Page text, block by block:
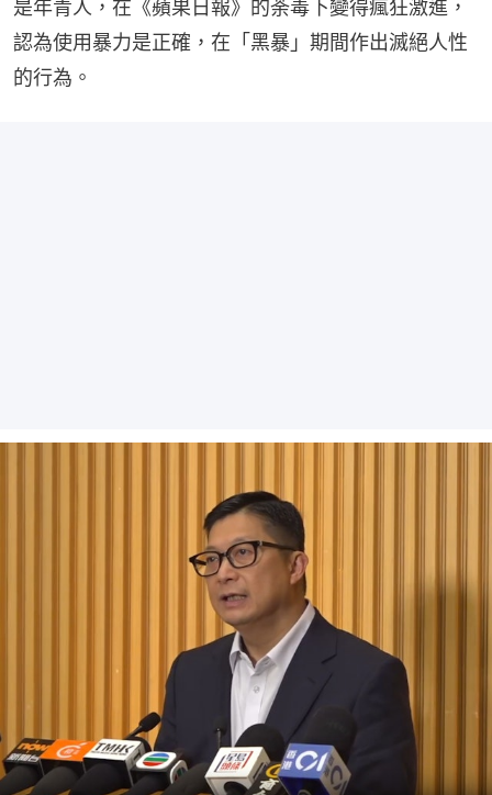
是年青人，在《蘋果日報》的荼毒下變得瘋狂激進，
認為使用暴力是正確，在「黑暴」期間作出滅絕人性
的行為。